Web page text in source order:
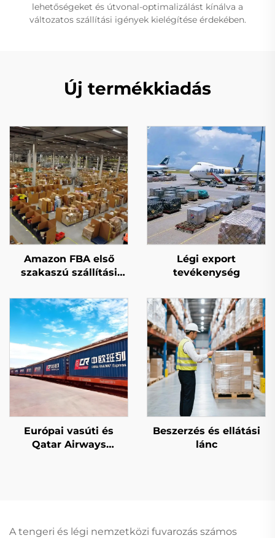
lehetőségeket és útvonal-optimalizálást kínálva a
változatos szállítási igények kielégítése érdekében.
Új termékkiadás
Amazon FBA első
szakaszú szállítási
Légi export
tevékenység
Európai vasúti és
Qatar Airways
Beszerzés és ellátási
lánc
A tengeri és légi nemzetközi fuvarozás számos